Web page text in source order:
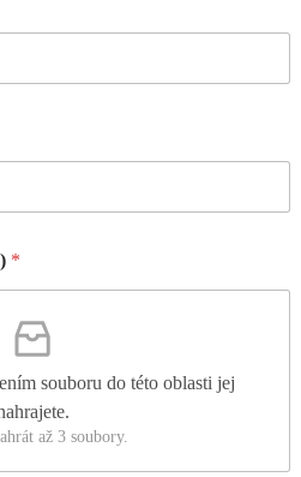
*
souboru do této oblasti jej
až 3 soubory.